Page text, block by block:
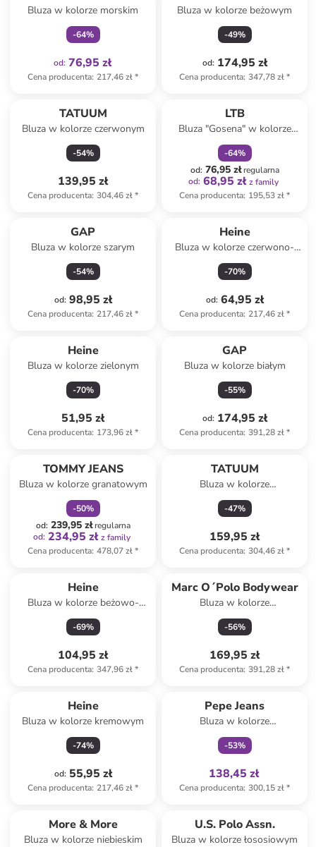
Bluza w kolorze morskim
-64%
od: 76,95 zł
Cena producenta: 217,46 zł*
Bluza w kolorze beżowym
-49%
od: 174,95 zł
Cena producenta: 347,78 zł*
TATUUM
Bluza w kolorze czerwonym
-54%
139,95 zł
Cena producenta: 304,46 zł*
LTB
Bluza "Gosena" w kolorze
szarym
-64%
od: 76,95 złregularna
od: 68,95 zł z family
Cena producenta: 195,53 zł*
GAP
Bluza w kolorze szarym
-54%
od: 98,95 zł
Cena producenta: 217,46 zł*
Heine
Bluza w kolorze czerwono-
fioletowo-jasnoróżowym
-70%
od: 64,95 zł
Cena producenta: 217,46 zł*
Heine
Bluza w kolorze zielonym
-70%
51,95 zł
Cena producenta: 173,96 zł*
GAP
Bluza w kolorze białym
-55%
od: 174,95 zł
Cena producenta: 391,28 zł*
TOMMY JEANS
Bluza w kolorze granatowym
-50%
od: 239,95 złregularna
od: 234,95 zł z family
Cena producenta: 478,07 zł*
TATUUM
Bluza w kolorze
jasnoróżowym
-47%
159,95 zł
Cena producenta: 304,46 zł*
Heine
Bluza w kolorze beżowo-
czerwonym
-69%
104,95 zł
Cena producenta: 347,96 zł*
Marc O´Polo Bodywear
Bluza w kolorze
jasnoróżowym
-56%
169,95 zł
Cena producenta: 391,28 zł*
Heine
Bluza w kolorze kremowym
-74%
od: 55,95 zł
Cena producenta: 217,46 zł*
Pepe Jeans
Bluza w kolorze
jasnoróżowym
-53%
138,45 zł
Cena producenta: 300,15 zł*
More & More
Bluza w kolorze niebieskim
U.S. Polo Assn.
Bluza w kolorze łososiowym